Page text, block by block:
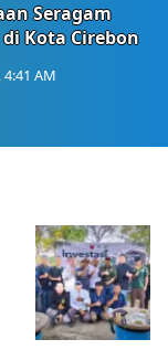
Seragam
Kota Cirebon
4:41 AM